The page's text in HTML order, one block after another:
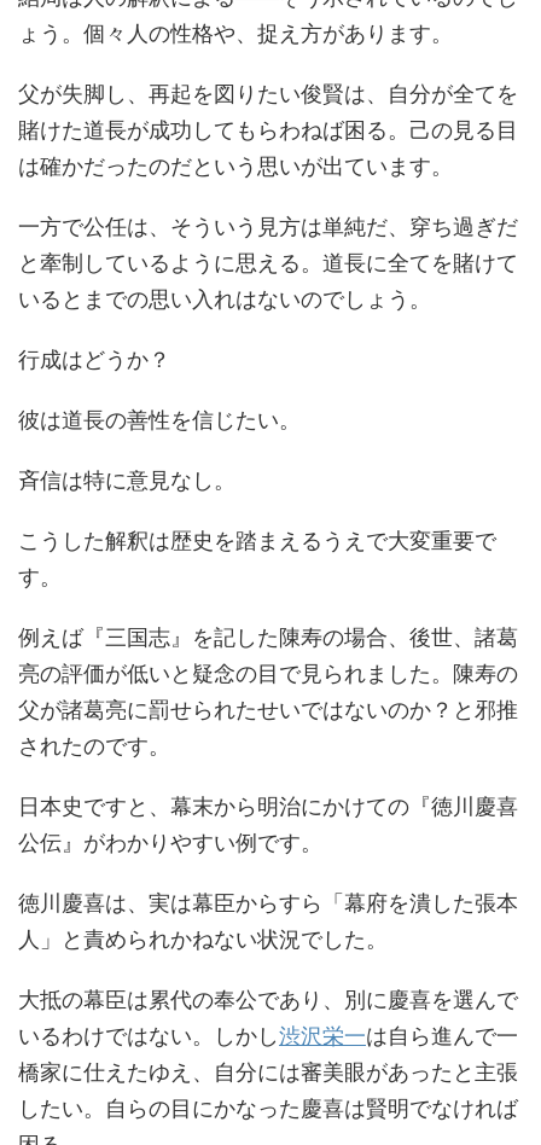
ょう。個々人の性格や、捉え方があります。
父が失脚し、再起を図りたい俊賢は、自分が全てを
賭けた道長が成功してもらわねば困る。己の見る目
は確かだったのだという思いが出ています。
一方で公任は、そういう見方は単純だ、穿ち過ぎだ
と牽制しているように思える。道長に全てを賭けて
いるとまでの思い入れはないのでしょう。
行成はどうか？
彼は道長の善性を信じたい。
斉信は特に意見なし。
こうした解釈は歴史を踏まえるうえで大変重要で
す。
例えば『三国志』を記した陳寿の場合、後世、諸葛
亮の評価が低いと疑念の目で見られました。陳寿の
父が諸葛亮に罰せられたせいではないのか？と邪推
されたのです。
日本史ですと、幕末から明治にかけての『徳川慶喜
公伝』がわかりやすい例です。
徳川慶喜は、実は幕臣からすら「幕府を潰した張本
人」と責められかねない状況でした。
大抵の幕臣は累代の奉公であり、別に慶喜を選んで
いるわけではない。しかし渋沢栄一は自ら進んで一
橋家に仕えたゆえ、自分には審美眼があったと主張
したい。自らの目にかなった慶喜は賢明でなければ